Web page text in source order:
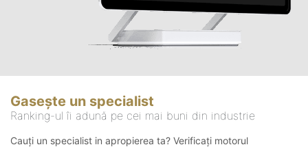
Gasește un specialist
Ranking-ul îi adună pe cei mai buni din industrie
Cauți un specialist in apropierea ta? Verificați motorul